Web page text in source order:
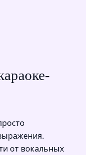
от вокальных